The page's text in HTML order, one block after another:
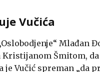
Vučića
Mlađan
Kristijanom Šmitom,
je Vučić spreman „da